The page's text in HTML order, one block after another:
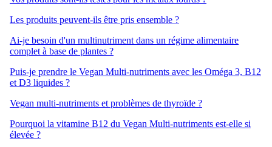
Les produits peuvent-ils être pris ensemble ?
Ai-je besoin d'un multinutriment dans un régime alimentaire
complet à base de plantes ?
Puis-je prendre le Vegan Multi-nutriments avec les Oméga 3, B12
et D3 liquides ?
Vegan multi-nutriments et problèmes de thyroïde ?
Pourquoi la vitamine B12 du Vegan Multi-nutriments est-elle si
élevée ?